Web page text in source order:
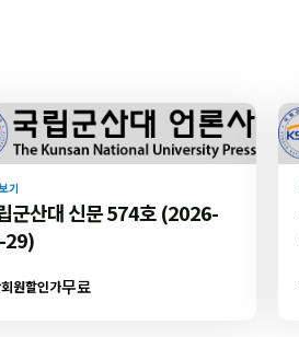
기
군산대 신문 574호 (2026-
29)
원할인가무료